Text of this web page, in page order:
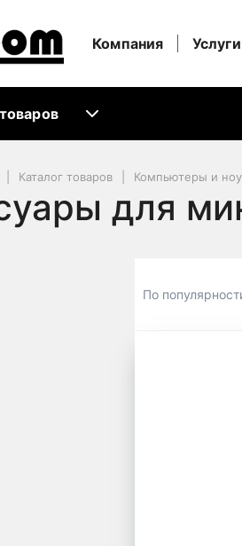
Компания Услуги
Каталог товаров Компьютеры и
для
По